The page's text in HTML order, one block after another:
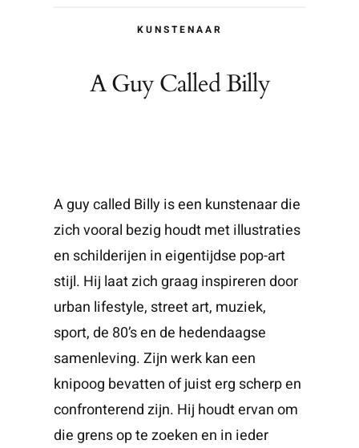
KUNSTENAAR
A Guy Called Billy
A guy called Billy is een kunstenaar die
zich vooral bezig houdt met illustraties
en schilderijen in eigentijdse pop-art
stijl. Hij laat zich graag inspireren door
urban lifestyle, street art, muziek,
sport, de 80’s en de hedendaagse
samenleving. Zijn werk kan een
knipoog bevatten of juist erg scherp en
confronterend zijn. Hij houdt ervan om
die grens op te zoeken en in ieder